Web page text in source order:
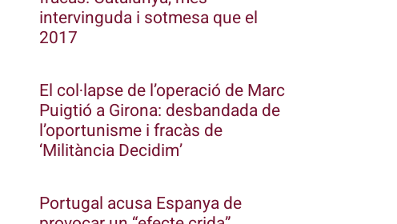
intervinguda i sotmesa que el
2017
El col·lapse de l’operació de Marc
Puigtió a Girona: desbandada de
l’oportunisme i fracàs de
‘Militància Decidim’
Portugal acusa Espanya de